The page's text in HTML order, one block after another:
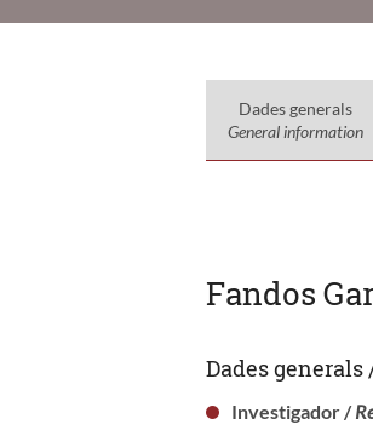
Dades generals
General information
Fandos
Dades generals
Investigador /